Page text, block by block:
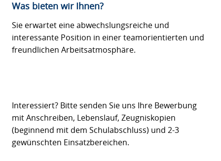
Was bieten wir Ihnen?
Sie erwartet eine abwechslungsreiche und
interessante Position in einer teamorientierten und
freundlichen Arbeitsatmosphäre.
Interessiert? Bitte senden Sie uns Ihre Bewerbung
mit Anschreiben, Lebenslauf, Zeugniskopien
(beginnend mit dem Schulabschluss) und 2-3
gewünschten Einsatzbereichen.